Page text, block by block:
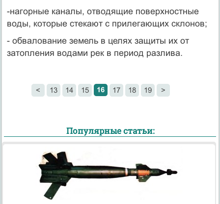
-нагорные каналы, отводящие поверхностные
воды, которые стекают с прилегающих склонов;
- обвалование земель в целях защиты их от
затопления водами рек в период разлива.
< 13 14 15 16 17 18 19 >
Популярные статьи: